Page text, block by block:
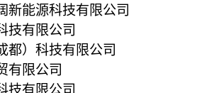
新能源科技有限公司
技有限公司
都）科技有限公司
有限公司
技有限公司